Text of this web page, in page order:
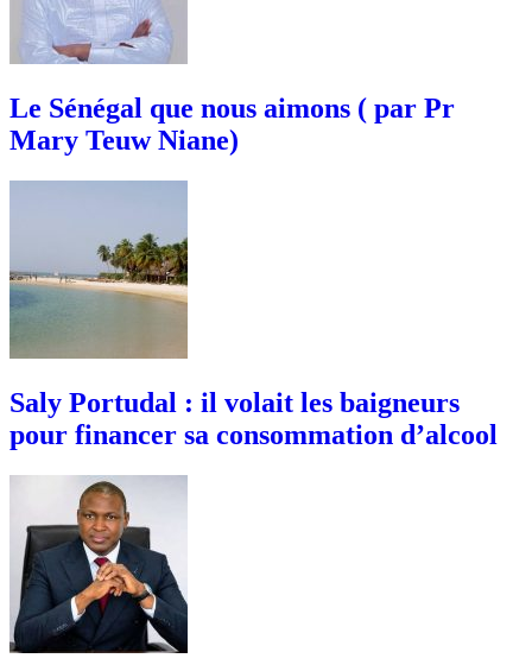
Le Sénégal que nous aimons ( par Pr
Mary Teuw Niane)
Saly Portudal : il volait les baigneurs
pour financer sa consommation d’alcool